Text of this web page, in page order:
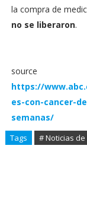
la compra de
no se liberaron.
source
https://
es-con-cancer-
semanas/
Tags # Noticias